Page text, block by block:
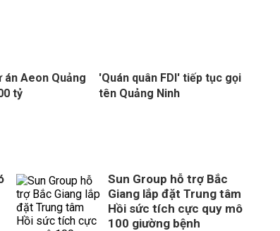
án Aeon Quảng
tỷ
'Quán quân FDI' tiếp tục gọi
tên Quảng Ninh
Sun Group hỗ trợ Bắc
Giang lắp đặt Trung tâm
Hồi sức tích cực quy mô
100 giường bệnh